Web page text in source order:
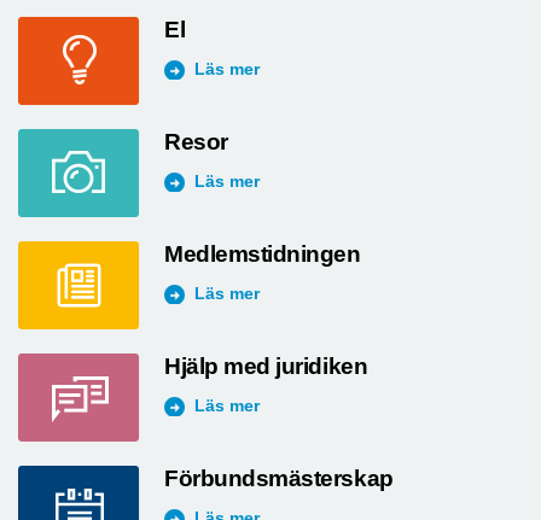
El
Läs mer
Resor
Läs mer
Medlemstidningen
Läs mer
Hjälp med juridiken
Läs mer
Förbundsmästerskap